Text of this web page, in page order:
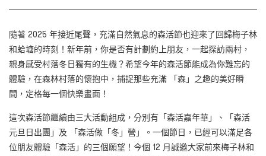
隨著 2025 年接近尾聲，充滿自然氣息的森活節也迎來了回歸梅子林
和蛤塘的時刻！新年前，你是否有計劃約上朋友，一起探訪兩村，
親身感受村落冬日獨有的生機？希望今年的森活節能成為你難忘的
體驗，在森林村落的懷抱中，捕捉那些充滿 「森」之趣的美好瞬
間，定格每一個快樂畫面！
這次森活節繼續由三大活動組成，分別有「森活嘉年華」、「森活
元旦日出團」及 「森活做「冬」營」。一個節日，已經可以滿足各
位朋友體驗「森活」的三個願望！今個 12 月誠邀大家前來梅子林和